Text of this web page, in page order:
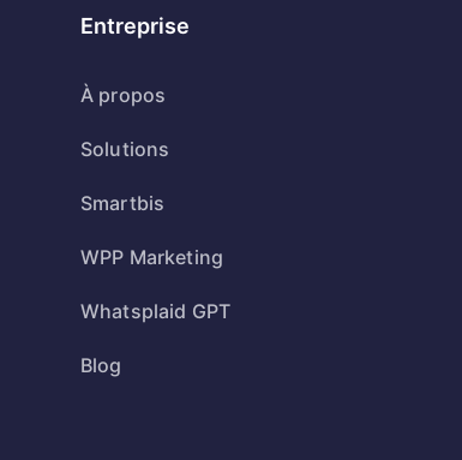
Entreprise
À propos
Solutions
Smartbis
WPP Marketing
Whatsplaid GPT
Blog